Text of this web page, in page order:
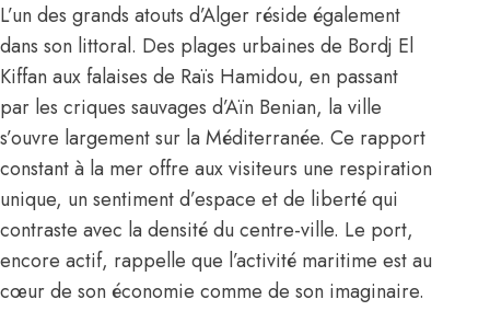
L’un des grands atouts d’Alger réside également
dans son littoral. Des plages urbaines de Bordj El
Kiffan aux falaises de Raïs Hamidou, en passant
par les criques sauvages d’Aïn Benian, la ville
s’ouvre largement sur la Méditerranée. Ce rapport
constant à la mer offre aux visiteurs une respiration
unique, un sentiment d’espace et de liberté qui
contraste avec la densité du centre-ville. Le port,
encore actif, rappelle que l’activité maritime est au
cœur de son économie comme de son imaginaire.